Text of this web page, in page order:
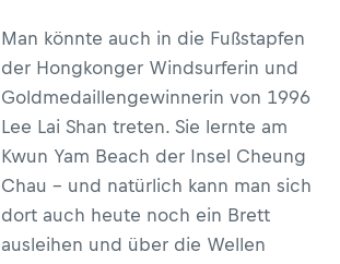
Man könnte auch in die Fußstapfen
der Hongkonger Windsurferin und
Goldmedaillengewinnerin von 1996
Lee Lai Shan treten. Sie lernte am
Kwun Yam Beach der Insel Cheung
Chau – und natürlich kann man sich
dort auch heute noch ein Brett
ausleihen und über die Wellen